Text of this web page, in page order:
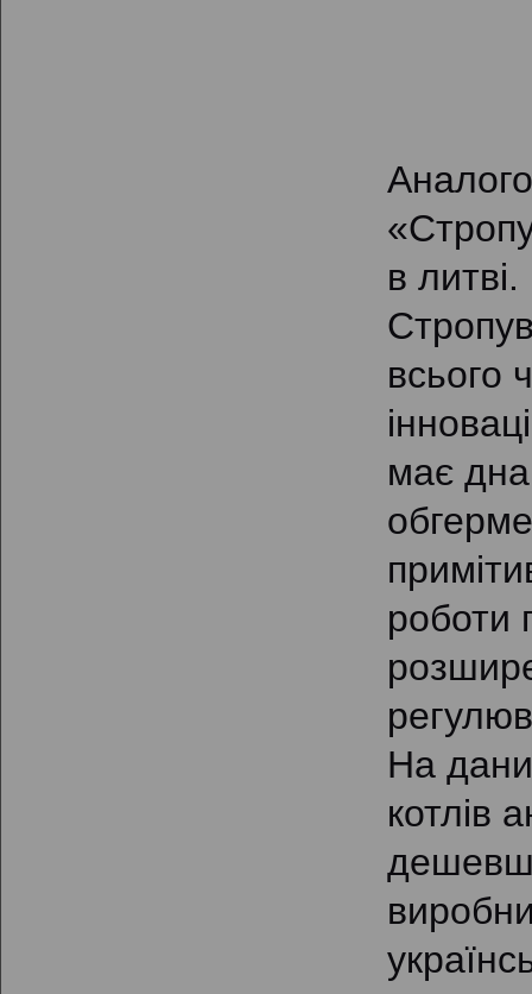
в
всього
має
роботи
На
котлів